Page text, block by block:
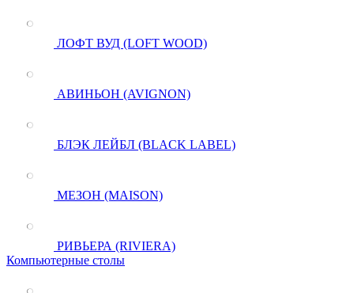
ЛОФТ ВУД (LOFT WOOD)
АВИНЬОН (AVIGNON)
БЛЭК ЛЕЙБЛ (BLACK LABEL)
МЕЗОН (MAISON)
РИВЬЕРА (RIVIERA)
Компьютерные столы